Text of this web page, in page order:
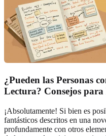
¿Pueden las Personas
Lectura? Consejos
¡Absolutamente! Si bien es
fantásticos descritos en una
profundamente con otros